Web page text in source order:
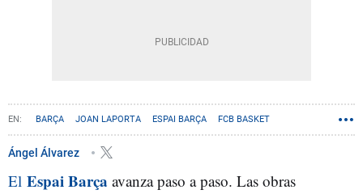
BARÇA JOAN LAPORTA ESPAI BARÇA FCB BASKET
Ángel Álvarez
El Espai Barça avanza paso a paso. Las obras